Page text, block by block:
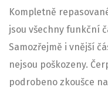
Kompletně
jsou všechny funkční
Samozřejmě i vnější
nejsou poškozeny.
podrobeno zkoušce